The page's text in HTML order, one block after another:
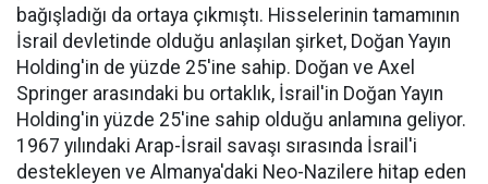
bağışladığı da ortaya çıkmıştı. Hisselerinin tamamının
İsrail devletinde olduğu anlaşılan şirket, Doğan Yayın
Holding'in de yüzde 25'ine sahip. Doğan ve Axel
Springer arasındaki bu ortaklık, İsrail'in Doğan Yayın
Holding'in yüzde 25'ine sahip olduğu anlamına geliyor.
1967 yılındaki Arap-İsrail savaşı sırasında İsrail'i
destekleyen ve Almanya'daki Neo-Nazilere hitap eden